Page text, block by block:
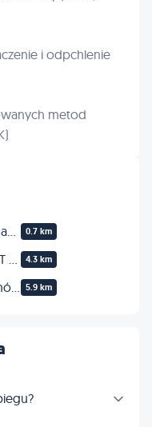
0.7 km
4.3 km
5.9 km
i odpchlenie
metod